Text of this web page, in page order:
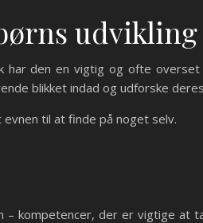
udvikling
den en vigtig og ofte
blikket indad og udforske
til at finde på noget selv.
kompetencer, der er vigtige at